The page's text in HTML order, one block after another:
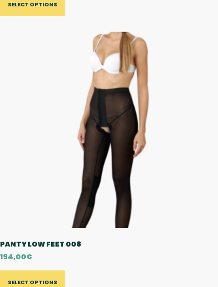
SELECT OPTIONS
PANTY LOW FEET 008
194,00€
SELECT OPTIONS